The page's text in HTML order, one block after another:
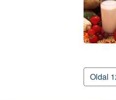
Oldal